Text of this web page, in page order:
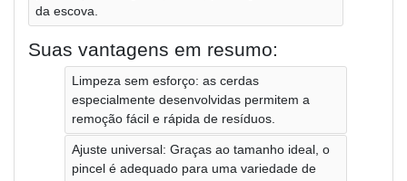
da escova.
Suas vantagens em resumo:
Limpeza sem esforço: as cerdas
especialmente desenvolvidas permitem a
remoção fácil e rápida de resíduos.
Ajuste universal: Graças ao tamanho ideal, o
pincel é adequado para uma variedade de